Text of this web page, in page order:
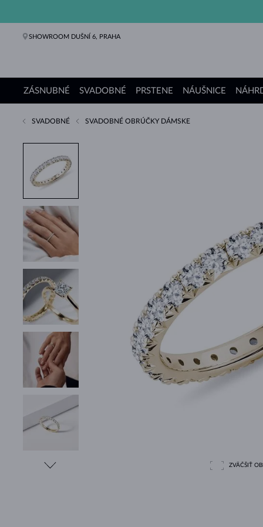
SHOWROOM DUŠNÍ 6, PRAHA
ZÁSNUBNÉ
Zásnubné prstene
SVADOBNÉ
Svadobné obrúčky
PRSTENE
Prstene
NÁUŠNICE
Náušnice
Náhrdelníky
Náramky
Perly
Šperky
Darčeky
Kolekcie KLENOTA
SVADOBNÉ SVADOBNÉ OBRÚČKY DÁMSKE
ZVÄČŠIŤ